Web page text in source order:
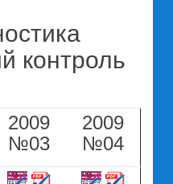
контроль
2009
№03
2009
№04